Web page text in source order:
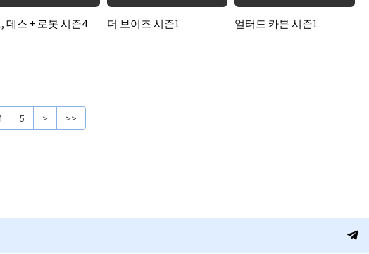
데스 + 로봇 시즌4 더 보이즈 시즌1 얼터드 카본 시즌1
5 > >>